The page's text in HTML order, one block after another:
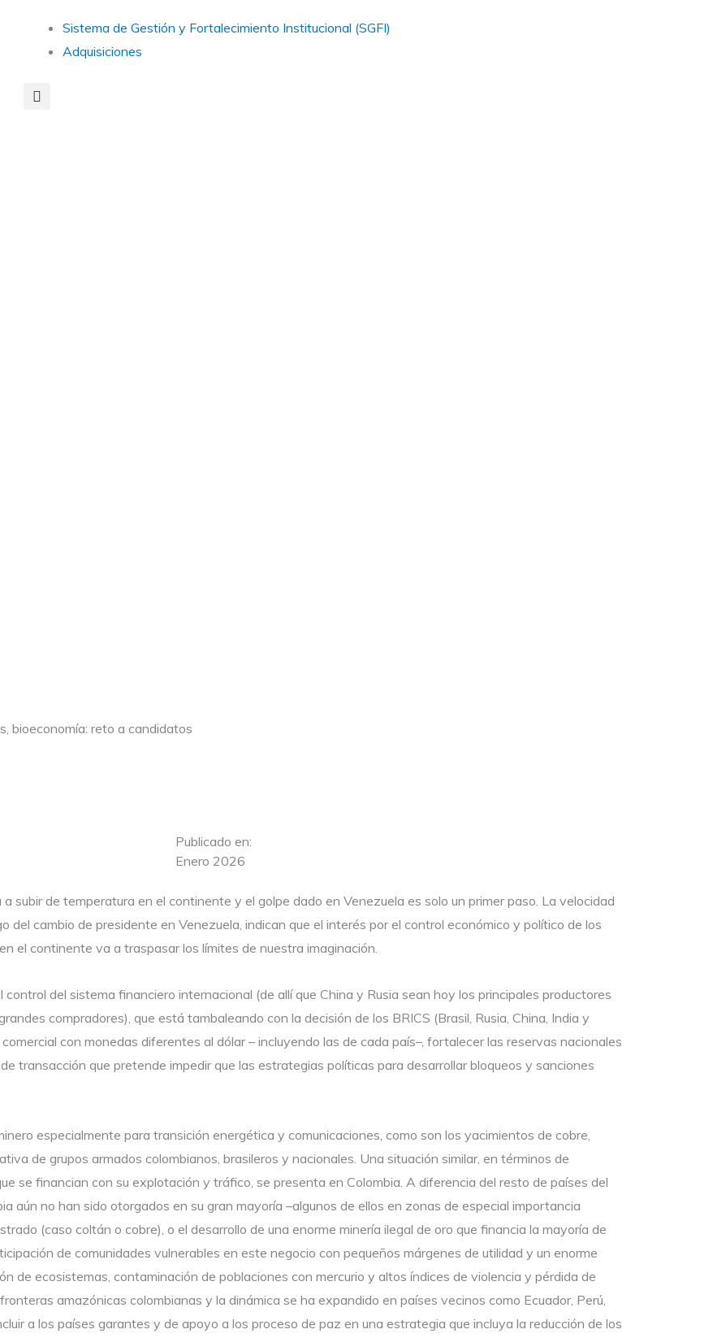
Main
Menu
Sistema de Gestión y Fortalecimiento Institucional (SGFI)
Adquisiciones
bioeconomía: reto a candidatos
Publicado en:
Enero 2026
subir de temperatura en el continente y el golpe dado en Venezuela es solo un primer paso. La velocidad
del cambio de presidente en Venezuela, indican que el interés por el control económico y político de los
el continente va a traspasar los límites de nuestra imaginación.
del sistema financiero internacional (de allí que China y Rusia sean hoy los principales productores
compradores), que está tambaleando con la decisión de los BRICS (Brasil, Rusia, China, India y
con monedas diferentes al dólar – incluyendo las de cada país–, fortalecer las reservas nacionales
transacción que pretende impedir que las estrategias políticas para desarrollar bloqueos y sanciones
especialmente para transición energética y comunicaciones, como son los yacimientos de cobre,
de grupos armados colombianos, brasileros y nacionales. Una situación similar, en términos de
se financian con su explotación y tráfico, se presenta en Colombia. A diferencia del resto de países del
aún no han sido otorgados en su gran mayoría –algunos de ellos en zonas de especial importancia
(caso coltán o cobre), o el desarrollo de una enorme minería ilegal de oro que financia la mayoría de
de comunidades vulnerables en este negocio con pequeños márgenes de utilidad y un enorme
de ecosistemas, contaminación de poblaciones con mercurio y altos índices de violencia y pérdida de
amazónicas colombianas y la dinámica se ha expandido en países vecinos como Ecuador, Perú,
a los países garantes y de apoyo a los proceso de paz en una estrategia que incluya la reducción de los